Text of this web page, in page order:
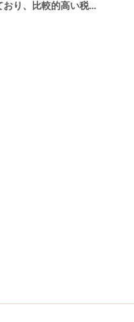
おり、比較的高い税...